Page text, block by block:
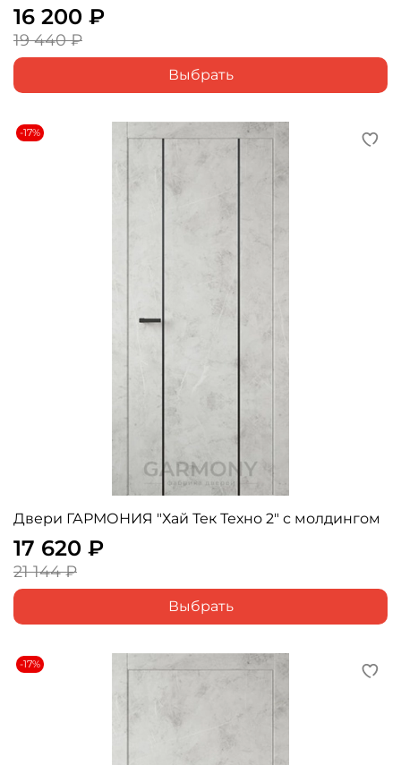
16 200 ₽
19 440 ₽
Выбрать
-17%
Двери ГАРМОНИЯ "Хай Тек Техно 2" с молдингом
17 620 ₽
21 144 ₽
Выбрать
-17%